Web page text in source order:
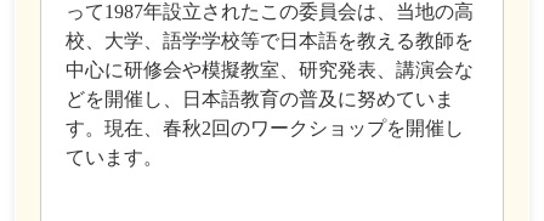
って1987年設立されたこの委員会は、当地の高
校、大学、語学学校等で日本語を教える教師を
中心に研修会や模擬教室、研究発表、講演会な
どを開催し、日本語教育の普及に努めていま
す。現在、春秋2回のワークショップを開催し
ています。